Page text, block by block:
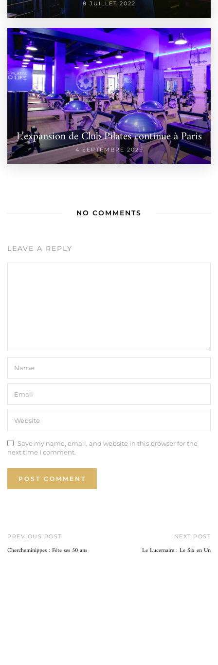
8 JUILLET 2022
L’expansion de Club Pilates continue à Paris
4 SEPTEMBRE 2025
NO COMMENTS
LEAVE A REPLY
Save my name, email, and website in this browser for the
next time I comment.
PREVIOUS POST
Chercheminippes : Fête ses 50 ans
NEXT POST
Le Lucernaire : Le Six en Un